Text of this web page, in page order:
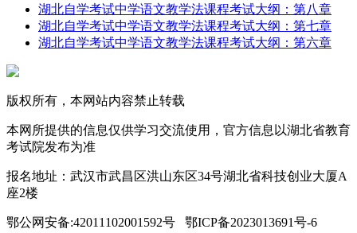
湖北自学考试中学语文教学法课程考试大纲：第八章
湖北自学考试中学语文教学法课程考试大纲：第七章
湖北自学考试中学语文教学法课程考试大纲：第六章
版权所有，本网站内容禁止转载
本网所提供的信息仅供学习交流使用，官方信息以湖北省教育
考试院发布为准
报名地址：武汉市武昌区洪山东区34号湖北省科技创业大厦A
座2楼
鄂公网安备:42011102001592号 鄂ICP备2023013691号-6